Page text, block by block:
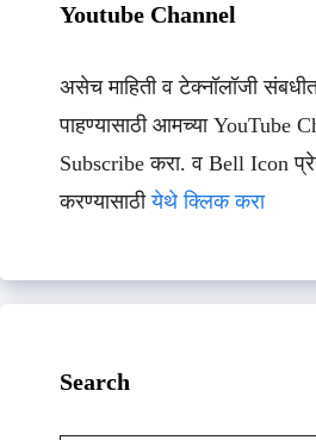
Youtube Channel
असेच माहिती व टेक्नॉलॉजी
पाहण्यासाठी आमच्या YouTube
Subscribe करा. व Bell Icon
करण्यासाठीयेथे क्लिक करा
Search